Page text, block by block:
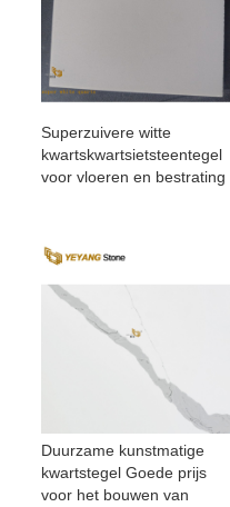
Superzuivere witte
kwartskwartsietsteentegel
voor vloeren en bestrating
Duurzame kunstmatige
kwartstegel Goede prijs
voor het bouwen van